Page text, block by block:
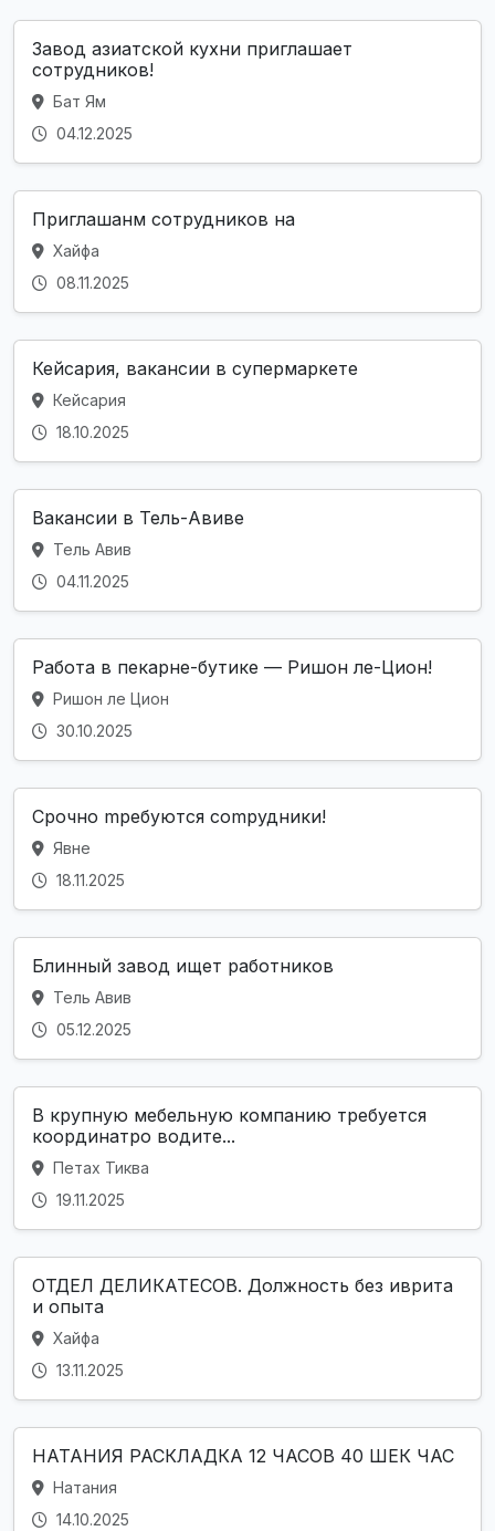
Завод азиатской кухни приглашает
сотрудников!
Бат Ям
04.12.2025
Приглашанм сотрудников на
Хайфа
08.11.2025
Кейсария, вакансии в супермаркете
Кейсария
18.10.2025
Вакансии в Тель-Авиве
Тель Авив
04.11.2025
Работа в пекарне-бутике — Ришон ле-Цион!
Ришон ле Цион
30.10.2025
Срочно mpeбуются comрудники!
Явне
18.11.2025
Блинный завод ищет работников
Тель Авив
05.12.2025
В крупную мебельную компанию требуется
координатро водите...
Петах Тиква
19.11.2025
ОТДЕЛ ДЕЛИКАТЕСОВ. Должность без иврита
и опыта
Хайфа
13.11.2025
НАТАНИЯ РАСКЛАДКА 12 ЧАСОВ 40 ШЕК ЧАС
Натания
14.10.2025